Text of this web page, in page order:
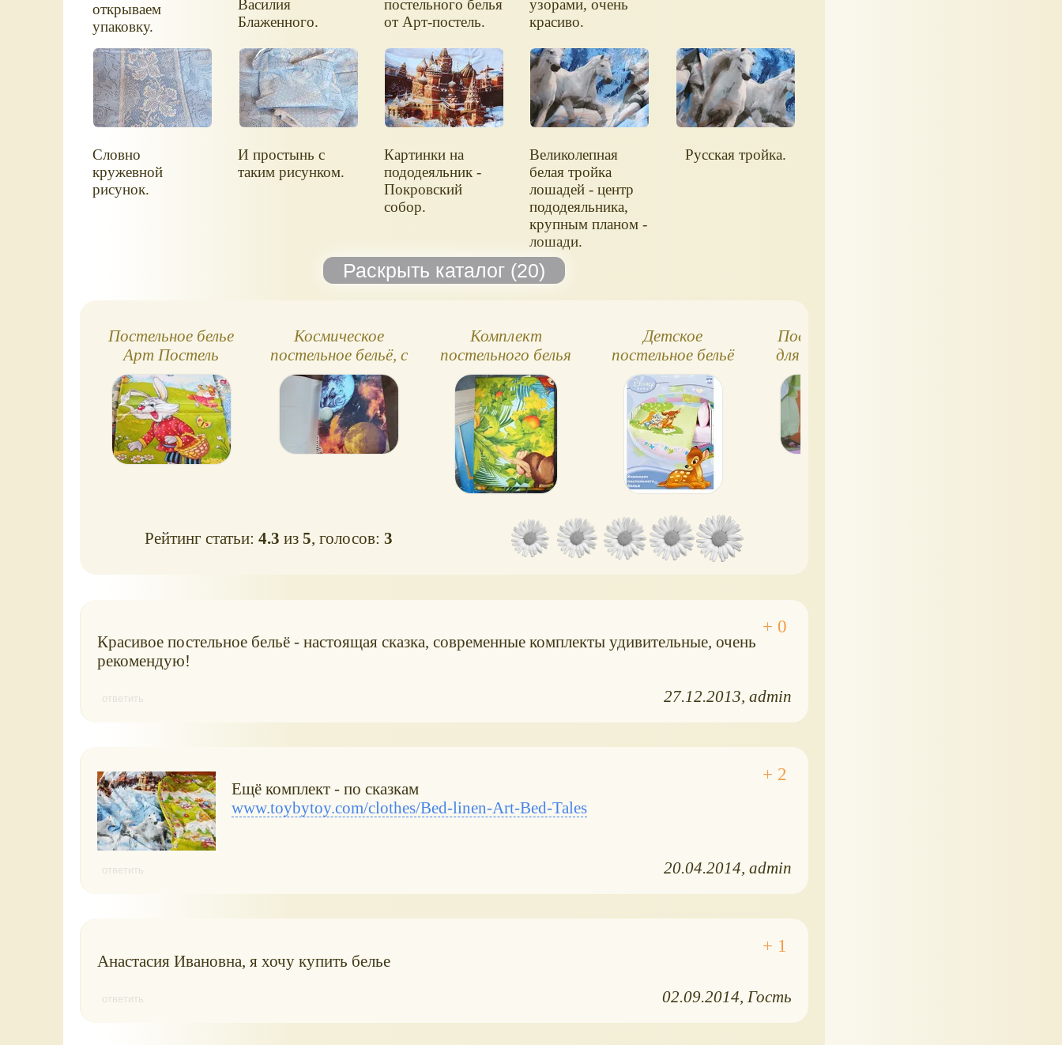
открываем
упаковку.
Василия
Блаженного.
постельного белья
от Арт-постель.
узорами, очень
красиво.
Словно
кружевной
рисунок.
И простынь с
таким рисунком.
Картинки на
пододеяльник -
Покровский
собор.
Великолепная
белая тройка
лошадей - центр
пододеяльника,
крупным планом -
лошади.
Русская тройка.
Постельное белье
Арт Постель
Сказки
Космическое
постельное бельё, с
планетами
Комплект
постельного белья
"Обезьянки"
Детское
постельное бельё
Постельное бельё
для детей, Россия
Рейтинг статьи:4.3 из5, голосов:3
Красивое постельное бельё - настоящая сказка, современные комплекты удивительные, очень
рекомендую!
ответить 27.12.2013 admin
Ещё комплект - по сказкам
www.toybytoy.com/clothes/Bed-linen-Art-Bed-Tales
ответить 20.04.2014 admin
Анастасия Ивановна, я хочу купить белье
ответить 02.09.2014 Гость